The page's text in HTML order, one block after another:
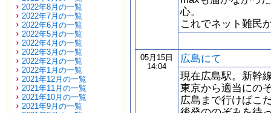
2022年8月の一覧
2022年7月の一覧
2022年6月の一覧
2022年5月の一覧
2022年4月の一覧
2022年3月の一覧
2022年2月の一覧
2022年1月の一覧
2021年12月の一覧
2021年11月の一覧
2021年10月の一覧
2021年9月の一覧
心。
これでネット難民
05月15日
14:04
広島にて
現在広島駅。新幹
東京から適当にの
広島まで行けばこ